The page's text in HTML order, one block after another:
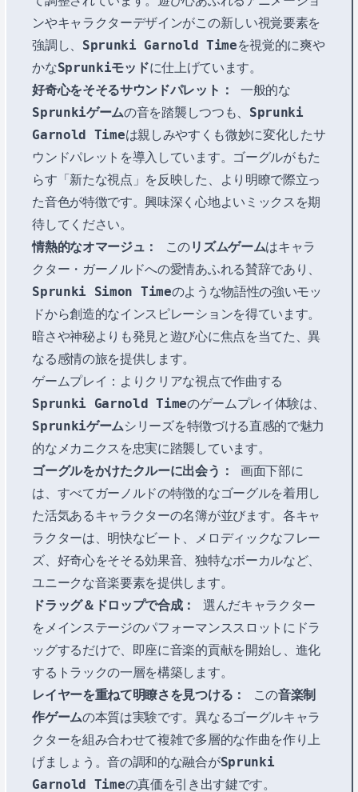
ンやキャラクターデザインがこの新しい視覚要素を
強調し、 Sprunki Garnold Timeを視覚的に爽や
かなSprunkiモッドに仕上げています。
好奇心をそそるサウンドパレット：
一般的な
Sprunkiゲームの音を踏襲しつつも、 Sprunki
Garnold Timeは親しみやすくも微妙に変化したサ
ウンドパレットを導入しています。ゴーグルがもた
らす「新たな視点」を反映した、より明瞭で際立っ
た音色が特徴です。興味深く心地よいミックスを期
待してください。
情熱的なオマージュ：
このリズムゲームはキャラ
クター・ガーノルドへの愛情あふれる賛辞であり、
Sprunki Simon Timeのような物語性の強いモッ
ドから創造的なインスピレーションを得ています。
暗さや神秘よりも発見と遊び心に焦点を当てた、異
なる感情の旅を提供します。
ゲームプレイ：よりクリアな視点で作曲する
Sprunki Garnold Timeのゲームプレイ体験は、
Sprunkiゲームシリーズを特徴づける直感的で魅力
的なメカニクスを忠実に踏襲しています。
ゴーグルをかけたクルーに出会う：
画面下部に
は、すべてガーノルドの特徴的なゴーグルを着用し
た活気あるキャラクターの名簿が並びます。各キャ
ラクターは、明快なビート、メロディックなフレー
ズ、好奇心をそそる効果音、独特なボーカルなど、
ユニークな音楽要素を提供します。
ドラッグ＆ドロップで合成：
選んだキャラクター
をメインステージのパフォーマンススロットにドラ
ッグするだけで、即座に音楽的貢献を開始し、進化
するトラックの一層を構築します。
レイヤーを重ねて明瞭さを見つける：
この音楽制
作ゲームの本質は実験です。異なるゴーグルキャラ
クターを組み合わせて複雑で多層的な作曲を作り上
げましょう。音の調和的な融合がSprunki
Garnold Timeの真価を引き出す鍵です。